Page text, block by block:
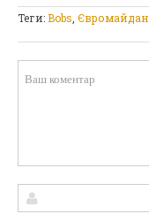
Теги:Bobs Євромайдан